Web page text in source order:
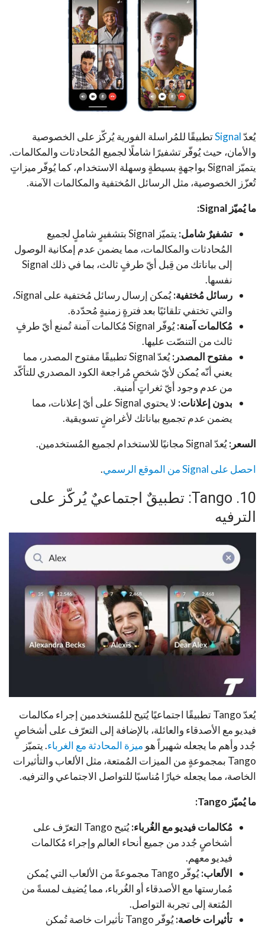
يُعدّSignalتطبيقًا للمُراسلة الفورية يُركّز على الخصوصية
والأمان، حيث يُوفّر تشفيرًا شاملًا لجميع المُحادثات والمكالمات.
يتميّز Signal بواجهةٍ بسيطةٍ وسهلة الاستخدام، كما يُوفّر ميزاتٍ
تُعزّز الخصوصية، مثل الرسائل المُختفية والمكالمات الآمنة.
ما يُميّز Signal:
تشفيرٌ شامل:
يتميّز Signal بتشفيرٍ شاملٍ لجميع
المُحادثات والمكالمات، مما يضمن عدم إمكانية الوصول
إلى بياناتك من قِبل أيّ طرفٍ ثالث، بما في ذلك Signal
نفسها.
رسائل مُختفية:
يُمكن إرسال رسائل مُختفية على Signal،
والتي تختفي تلقائيًا بعد فترةٍ زمنيةٍ مُحدّدة.
مُكالمات آمنة:
يُوفّر Signal مُكالمات آمنة تُمنع أيّ طرفٍ
ثالث من التنصّت عليها.
مفتوح المصدر:
يُعدّ Signal تطبيقًا مفتوح المصدر، مما
يعني أنّه يُمكن لأيّ شخصٍ مُراجعة الكود المصدري للتأكّد
من عدم وجود أيّ ثغراتٍ أمنية.
بدون إعلانات:
لا يحتوي Signal على أيّ إعلانات، مما
يضمن عدم تجميع بياناتك لأغراضٍ تسويقية.
السعر:يُعدّ Signal مجانيًا للاستخدام لجميع المُستخدمين.
احصل على Signal من الموقع الرسمي .
10. Tango: تطبيقٌ اجتماعيٌ يُركّز على
الترفيه
يُعدّ Tango تطبيقًا اجتماعيًا يُتيح للمُستخدمين إجراء مكالمات
فيديو مع الأصدقاء والعائلة، بالإضافة إلى التعرّف على أشخاصٍ
جُدد وأهم ما يجعله شهيراً هو ميزة المحادثة مع الغرباء. يتميّز
Tango بمجموعةٍ من الميزات المُمتعة، مثل الألعاب والتأثيرات
الخاصة، مما يجعله خيارًا مُناسبًا للتواصل الاجتماعي والترفيه.
ما يُميّز Tango:
مُكالمات فيديو مع الغُرباء:
يُتيح Tango التعرّف على
أشخاصٍ جُدد من جميع أنحاء العالم وإجراء مُكالمات
فيديو معهم.
الألعاب:
يُوفّر Tango مجموعةً من الألعاب التي يُمكن
مُمارستها مع الأصدقاء أو الغُرباء، مما يُضيف لمسةً من
المُتعة إلى تجربة التواصل.
تأثيرات خاصة:
يُوفّر Tango تأثيرات خاصة تُمكن